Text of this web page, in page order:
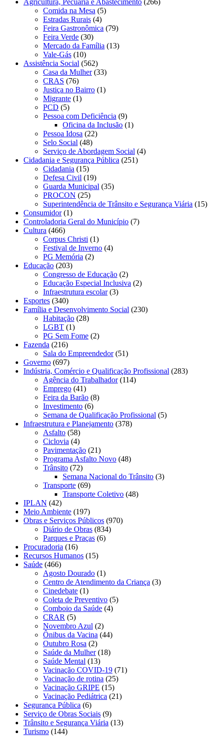
Comida na Mesa (5)
Estradas Rurais (4)
Feira Gastronômica (79)
Feira Verde (30)
Mercado da Família (13)
Vale-Gás (10)
Assistência Social (562)
Casa da Mulher(33)
CRAS (76)
Justiça no Bairro (1)
Migrante (1)
PCD (5)
Pessoa com Deficiência (9)
Oficina da Inclusão (1)
Pessoa Idosa (22)
Selo Social (48)
Serviço de Abordagem Social (4)
Cidadania e Segurança Pública (251)
Cidadania (15)
Defesa Civil (19)
Guarda Municipal (35)
PROCON (25)
Superintendência de Trânsito e Segurança Viária (15)
Consumidor(1)
Controladoria Geral do Município (7)
Cultura (466)
Corpus Christi (1)
Festival de Inverno (4)
PG Memória (2)
Educação (203)
Congresso de Educação (2)
Educação Especial Inclusiva (2)
Infraestrutura escolar(3)
Esportes (340)
Família e Desenvolvimento Social (230)
Habitação (28)
LGBT (1)
PG Sem Fome (2)
Fazenda (216)
Sala do Empreendedor(51)
Governo (697)
Indústria, Comércio e Qualificação Profissional (283)
Agência do Trabalhador(114)
Emprego (41)
Feira da Barão (8)
Investimento (6)
Semana de Qualificação Profissional (5)
Infraestrutura e Planejamento (378)
Asfalto (58)
Ciclovia (4)
Pavimentação (21)
Programa Asfalto Novo (48)
Trânsito (72)
Semana Nacional do Trânsito (3)
Transporte (69)
Transporte Coletivo (48)
IPLAN (42)
Meio Ambiente (197)
Obras e Serviços Públicos (970)
Diário de Obras (834)
Parques e Praças (6)
Procuradoria (16)
Recursos Humanos (15)
Saúde (466)
Agosto Dourado (1)
Centro de Atendimento da Criança (3)
Cinedebate (1)
Coleta de Preventivo (5)
Comboio da Saúde (4)
CRAR (5)
Novembro Azul (2)
Ônibus da Vacina (44)
Outubro Rosa (2)
Saúde da Mulher(18)
Saúde Mental (13)
Vacinação COVID-19 (71)
Vacinação de rotina (25)
Vacinação GRIPE (15)
Vacinação Pediátrica (21)
Segurança Pública (6)
Serviço de Obras Sociais (9)
Trânsito e Segurança Viária (13)
Turismo (144)